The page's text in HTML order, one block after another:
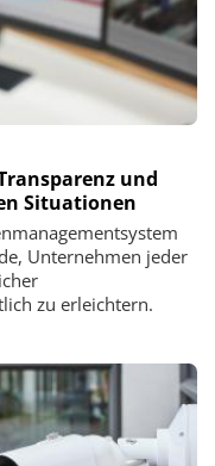
und
Situationen
Unternehmen jeder
zu erleichtern.